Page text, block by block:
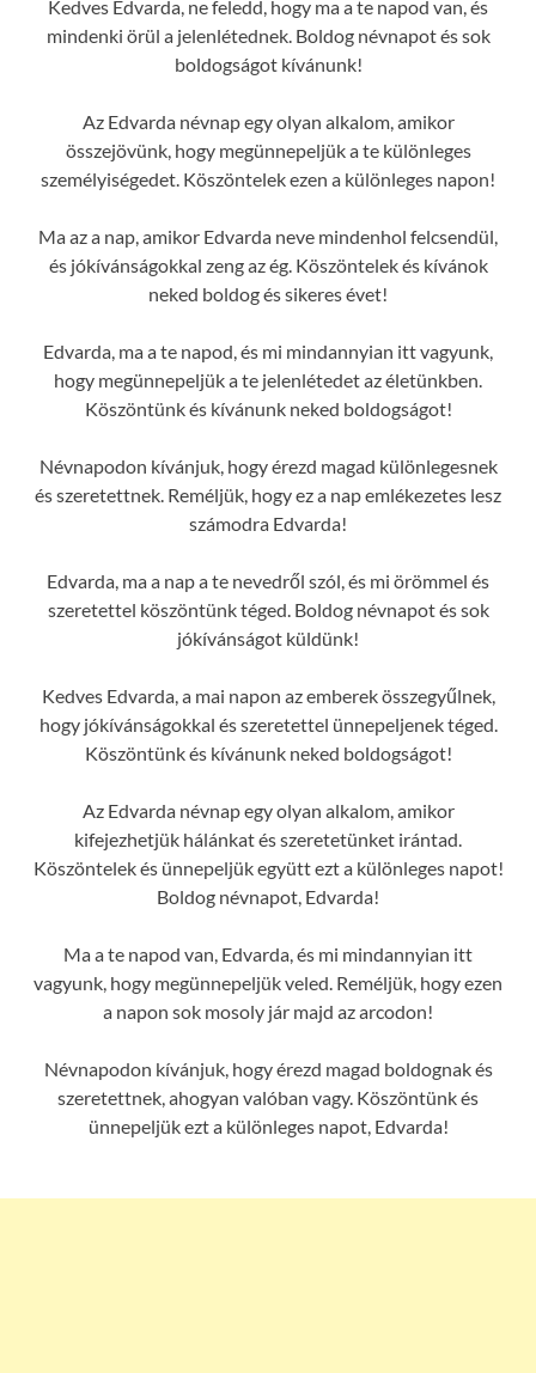
Kedves Edvarda, ne feledd, hogy ma a te napod van, és
mindenki örül a jelenlétednek. Boldog névnapot és sok
boldogságot kívánunk!
Az Edvarda névnap egy olyan alkalom, amikor
összejövünk, hogy megünnepeljük a te különleges
személyiségedet. Köszöntelek ezen a különleges napon!
Ma az a nap, amikor Edvarda neve mindenhol felcsendül,
és jókívánságokkal zeng az ég. Köszöntelek és kívánok
neked boldog és sikeres évet!
Edvarda, ma a te napod, és mi mindannyian itt vagyunk,
hogy megünnepeljük a te jelenlétedet az életünkben.
Köszöntünk és kívánunk neked boldogságot!
Névnapodon kívánjuk, hogy érezd magad különlegesnek
és szeretettnek. Reméljük, hogy ez a nap emlékezetes lesz
számodra Edvarda!
Edvarda, ma a nap a te nevedről szól, és mi örömmel és
szeretettel köszöntünk téged. Boldog névnapot és sok
jókívánságot küldünk!
Kedves Edvarda, a mai napon az emberek összegyűlnek,
hogy jókívánságokkal és szeretettel ünnepeljenek téged.
Köszöntünk és kívánunk neked boldogságot!
Az Edvarda névnap egy olyan alkalom, amikor
kifejezhetjük hálánkat és szeretetünket irántad.
Köszöntelek és ünnepeljük együtt ezt a különleges napot!
Boldog névnapot, Edvarda!
Ma a te napod van, Edvarda, és mi mindannyian itt
vagyunk, hogy megünnepeljük veled. Reméljük, hogy ezen
a napon sok mosoly jár majd az arcodon!
Névnapodon kívánjuk, hogy érezd magad boldognak és
szeretettnek, ahogyan valóban vagy. Köszöntünk és
ünnepeljük ezt a különleges napot, Edvarda!